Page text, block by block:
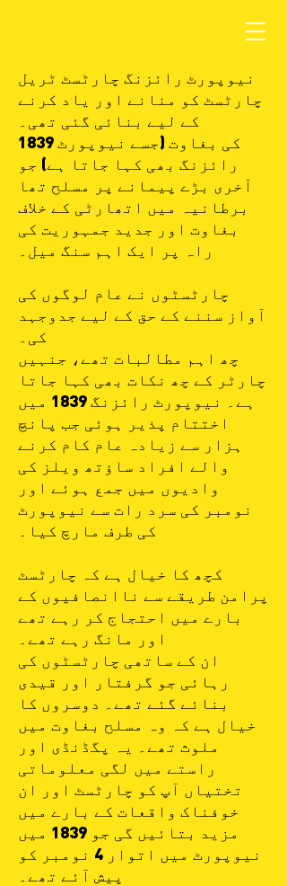
نیوپورٹ رائزنگ چارٹسٹ ٹریل
چارٹسٹ کو منانے اور یاد کرنے
کے لیے بنائی گئی تھی۔
1839 کی بغاوت (جسے نیوپورٹ
رائزنگ بھی کہا جاتا ہے) جو
آخری بڑے پیمانے پر مسلح تھا
برطانیہ میں اتھارٹی کے خلاف
بغاوت اور جدید جمہوریت کی
راہ پر ایک اہم سنگ میل۔
چارٹسٹوں نے عام لوگوں کی
آواز سننے کے حق کے لیے جدوجہد
کی۔
چھ اہم مطالبات تھے، جنہیں
چارٹر کے چھ نکات بھی کہا جاتا
ہے۔ نیوپورٹ رائزنگ 1839 میں
اختتام پذیر ہوئی جب پانچ
ہزار سے زیادہ عام کام کرنے
والے افراد ساؤتھ ویلز کی
وادیوں میں جمع ہوئے اور
نومبر کی سرد رات سے نیوپورٹ
کی طرف مارچ کیا۔
کچھ کا خیال ہے کہ چارٹسٹ
پرامن طریقے سے ناانصافیوں کے
بارے میں احتجاج کر رہے تھے
اور مانگ رہے تھے۔
ان کے ساتھی چارٹسٹوں کی
رہائی جو گرفتار اور قیدی
بنائے گئے تھے۔ دوسروں کا
خیال ہے کہ وہ مسلح بغاوت میں
ملوث تھے۔ یہ پگڈنڈی اور
راستے میں لگی معلوماتی
تختیاں آپ کو چارٹسٹ اور ان
خوفناک واقعات کے بارے میں
مزید بتائیں گی جو 1839 میں
نیوپورٹ میں اتوار 4 نومبر کو
پیش آئے تھے۔